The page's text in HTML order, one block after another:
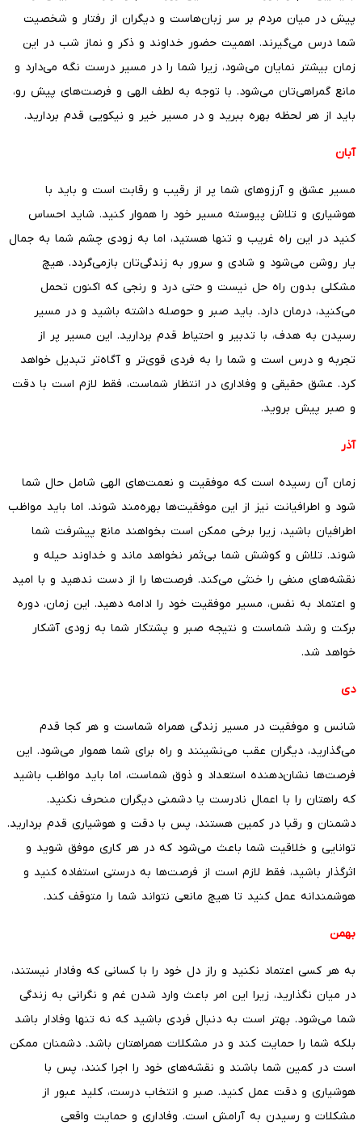
پیش در میان مردم بر سر زبان‌هاست و دیگران از رفتار و شخصیت
شما درس می‌گیرند. اهمیت حضور خداوند و ذکر و نماز شب در این
زمان بیشتر نمایان می‌شود، زیرا شما را در مسیر درست نگه می‌دارد و
مانع گمراهی‌تان می‌شود. با توجه به لطف الهی و فرصت‌های پیش رو،
باید از هر لحظه بهره ببرید و در مسیر خیر و نیکویی قدم بردارید.
آبان
مسیر عشق و آرزوهای شما پر از رقیب و رقابت است و باید با
هوشیاری و تلاش پیوسته مسیر خود را هموار کنید. شاید احساس
کنید در این راه غریب و تنها هستید، اما به زودی چشم شما به جمال
یار روشن می‌شود و شادی و سرور به زندگی‌تان بازمی‌گردد. هیچ
مشکلی بدون راه حل نیست و حتی درد و رنجی که اکنون تحمل
می‌کنید، درمان دارد. باید صبر و حوصله داشته باشید و در مسیر
رسیدن به هدف، با تدبیر و احتیاط قدم بردارید. این مسیر پر از
تجربه و درس است و شما را به فردی قوی‌تر و آگاه‌تر تبدیل خواهد
کرد. عشق حقیقی و وفاداری در انتظار شماست، فقط لازم است با دقت
و صبر پیش بروید.
آذر
زمان آن رسیده است که موفقیت و نعمت‌های الهی شامل حال شما
شود و اطرافیانت نیز از این موفقیت‌ها بهره‌مند شوند. اما باید مواظب
اطرافیان باشید، زیرا برخی ممکن است بخواهند مانع پیشرفت شما
شوند. تلاش و کوشش شما بی‌ثمر نخواهد ماند و خداوند حیله و
نقشه‌های منفی را خنثی می‌کند. فرصت‌ها را از دست ندهید و با امید
و اعتماد به نفس، مسیر موفقیت خود را ادامه دهید. این زمان، دوره
برکت و رشد شماست و نتیجه صبر و پشتکار شما به زودی آشکار
خواهد شد.
دی
شانس و موفقیت در مسیر زندگی همراه شماست و هر کجا قدم
می‌گذارید، دیگران عقب می‌نشینند و راه برای شما هموار می‌شود. این
فرصت‌ها نشان‌دهنده استعداد و ذوق شماست، اما باید مواظب باشید
که راهتان را با اعمال نادرست یا دشمنی دیگران منحرف نکنید.
دشمنان و رقبا در کمین هستند، پس با دقت و هوشیاری قدم بردارید.
توانایی و خلاقیت شما باعث می‌شود که در هر کاری موفق شوید و
اثرگذار باشید، فقط لازم است از فرصت‌ها به درستی استفاده کنید و
هوشمندانه عمل کنید تا هیچ مانعی نتواند شما را متوقف کند.
بهمن
به هر کسی اعتماد نکنید و راز دل خود را با کسانی که وفادار نیستند،
در میان نگذارید، زیرا این امر باعث وارد شدن غم و نگرانی به زندگی
شما می‌شود. بهتر است به دنبال فردی باشید که نه تنها وفادار باشد
بلکه شما را حمایت کند و در مشکلات همراهتان باشد. دشمنان ممکن
است در کمین شما باشند و نقشه‌های خود را اجرا کنند، پس با
هوشیاری و دقت عمل کنید. صبر و انتخاب درست، کلید عبور از
مشکلات و رسیدن به آرامش است. وفاداری و حمایت واقعی